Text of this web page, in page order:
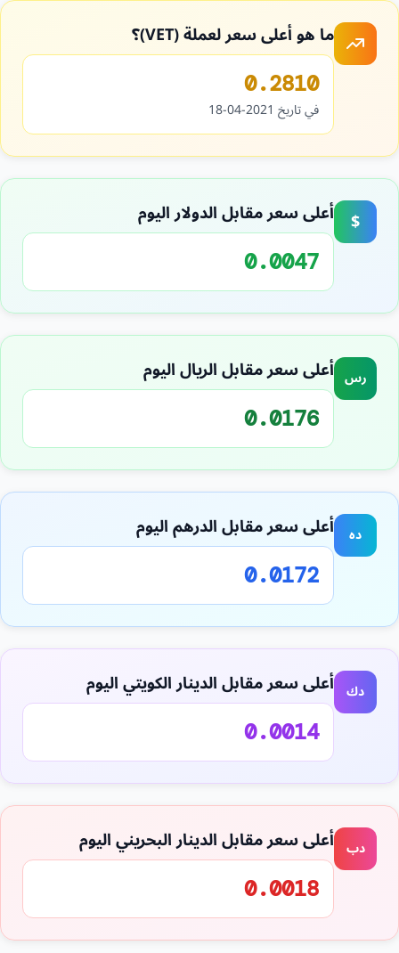
ما هو أعلى سعر لعملة (VET)؟
0.2810
في تاريخ 2021-04-18
$ أعلى سعر مقابل الدولار اليوم
0.0047
رس أعلى سعر مقابل الريال اليوم
0.0176
ده أعلى سعر مقابل الدرهم اليوم
0.0172
دك أعلى سعر مقابل الدينار الكويتي اليوم
0.0014
دب أعلى سعر مقابل الدينار البحريني اليوم
0.0018